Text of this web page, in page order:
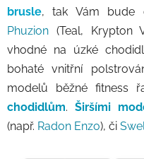
brusle, tak Vám bude
Phuzion (Teal, Krypton
vhodné na úzké
bohaté vnitřní
modelů běžné fitness
chodidlům. Širšími
(např. Radon Enzo), či